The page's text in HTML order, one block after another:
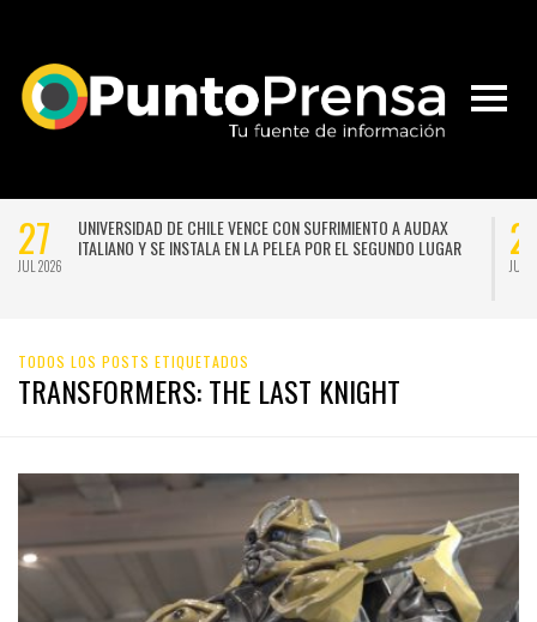
27
JUL 2026
UNIVERSIDAD DE CHILE VENCE CON SUFRIMIENTO A AUDAX
ITALIANO Y SE INSTALA EN LA PELEA POR EL SEGUNDO LUGAR
JUL
TODOS LOS POSTS ETIQUETADOS
TRANSFORMERS: THE LAST KNIGHT